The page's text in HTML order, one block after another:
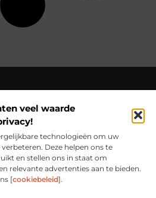
veel waarde
technologieën om uw
Deze helpen ons te
en stellen ons in staat om
relevante advertenties aan te bieden.
[cookiebeleid].
– verhalen voor elke dag.
en artikelen die het dagelijks leven